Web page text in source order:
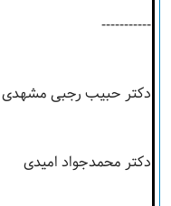
-----------
دکتر حبیب رجبی مشهدی
دکتر محمدجواد امیدی